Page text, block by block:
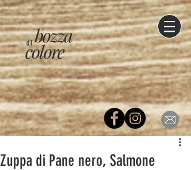
di
colore
bozza
Zuppa di Pane nero, Salmone